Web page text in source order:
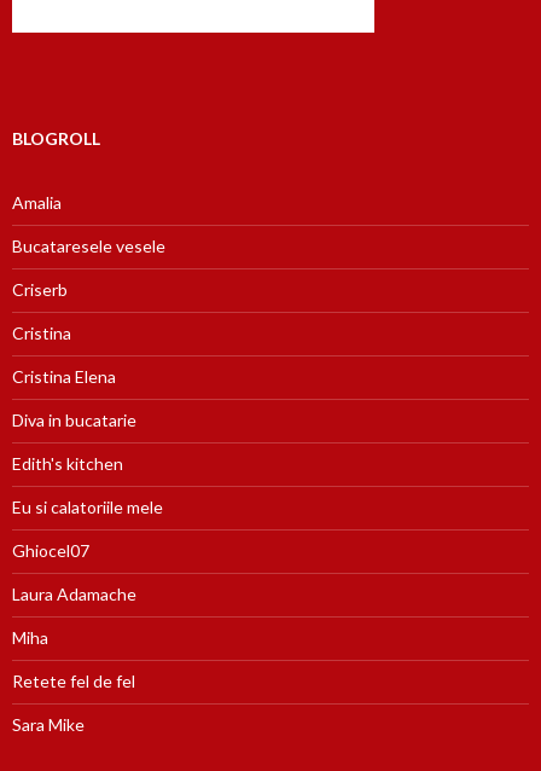
BLOGROLL
Amalia
Bucataresele vesele
Criserb
Cristina
Cristina Elena
Diva in bucatarie
Edith's kitchen
Eu si calatoriile mele
Ghiocel07
Laura Adamache
Miha
Retete fel de fel
Sara Mike